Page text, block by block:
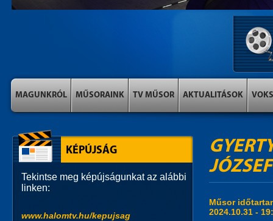
MAGUNKRÓL MŰSORAINK TV MŰSOR AKTUALITÁSOK VOKS
Műsor
2024.10.31 -
KÉPÚJSÁG
Tekintse meg képújságunkat az alábbi
linken:
www.halomtv.hu/kepujsag